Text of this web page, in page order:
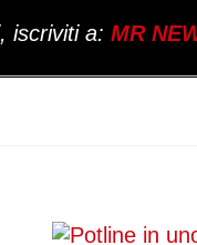
iscriviti a: MR